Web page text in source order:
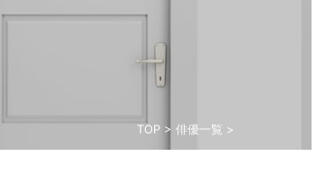
TOP> 俳優一覧 >